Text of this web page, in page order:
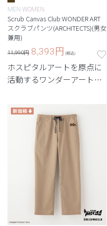
MEN WOMEN
Scrub Canvas Club:WONDER ART
スクラブパンツ(ARCHITECTS)(男女
兼用)
11,990円 8,393円 (税込)
ホスピタルアートを原点に
活動するワンダーアートと
クラブ。